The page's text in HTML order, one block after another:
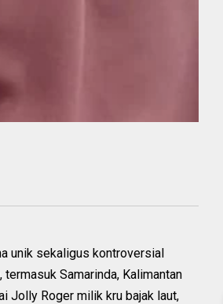
unik sekaligus kontroversial
Samarinda, Kalimantan
Jolly Roger milik kru bajak laut,